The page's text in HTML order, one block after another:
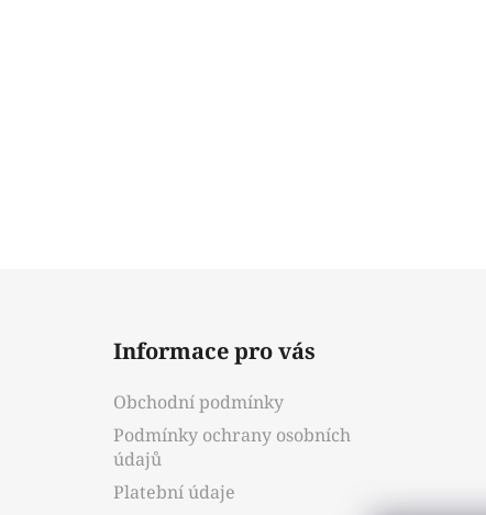
Informace pro vás
Obchodní podmínky
Podmínky ochrany osobních
údajů
Platební údaje